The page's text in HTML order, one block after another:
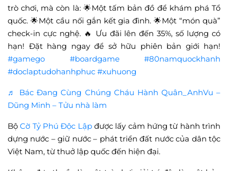
trò chơi, mà còn là: 🌟Một tấm bản đồ để khám phá Tổ
quốc. 🌟Một cầu nối gắn kết gia đình. 🌟Một “món quà”
check-in cực nghệ. 🔥 Ưu đãi lên đến 35%, số lượng có
hạn! Đặt hàng ngay để sở hữu phiên bản giới hạn!
#gamego
#boardgame
#80namquockhanh
#doclaptudohanhphuc #xuhuong
♬ Bác Đang Cùng Chúng Cháu Hành Quân_AnhVu –
Dũng Minh – Tửu nhà làm
BộCờ Tỷ Phú Độc Lậpđược lấy cảm hứng từ hành trình
dựng nước – giữ nước – phát triển đất nước của dân tộc
Việt Nam, từ thuở lập quốc đến hiện đại.